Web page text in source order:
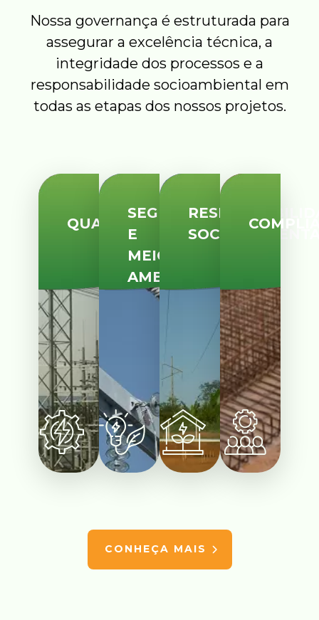
Nossa governança é estruturada para
assegurar a excelência técnica, a
integridade dos processos e a
responsabilidade socioambiental em
todas as etapas dos nossos projetos.
QUALIDADE
SEGURANÇA
E
MEIO
AMBIENTE
CONHEÇA MAIS